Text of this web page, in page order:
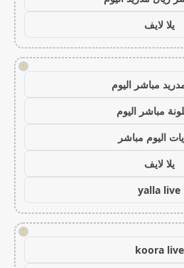
يلا لايف
!
مباشر اليوم
مباشر اليوم
اليوم مباشر
يلا لايف
yalla live
!
koora live